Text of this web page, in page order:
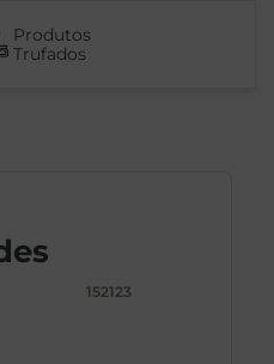
Produtos
Trufados
152123